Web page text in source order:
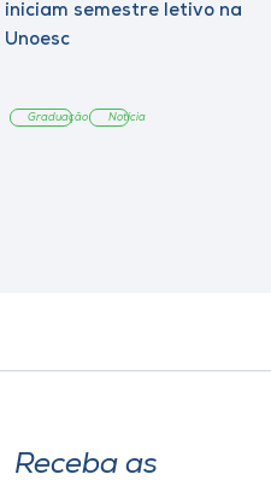
iniciam semestre letivo na
Unoesc
Graduação Notícia
Receba as